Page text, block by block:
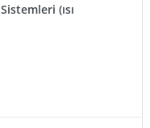
(ısı